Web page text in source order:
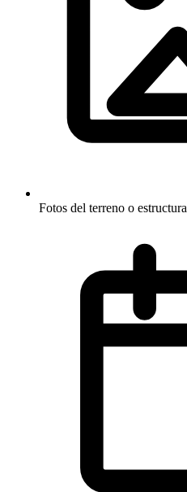
Fotos del terreno o estructura